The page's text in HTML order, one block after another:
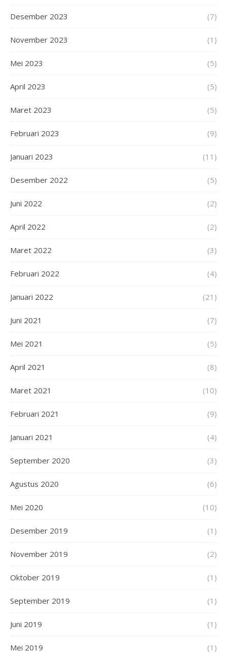
Desember 2023 (7)
November 2023 (1)
Mei 2023 (5)
April 2023 (5)
Maret 2023 (5)
Februari 2023 (9)
Januari 2023 (11)
Desember 2022 (5)
Juni 2022 (2)
April 2022 (2)
Maret 2022 (3)
Februari 2022 (4)
Januari 2022 (21)
Juni 2021 (7)
Mei 2021 (5)
April 2021 (8)
Maret 2021 (10)
Februari 2021 (9)
Januari 2021 (4)
September 2020 (3)
Agustus 2020 (6)
Mei 2020 (10)
Desember 2019 (1)
November 2019 (2)
Oktober 2019 (1)
September 2019 (1)
Juni 2019 (1)
Mei 2019 (1)